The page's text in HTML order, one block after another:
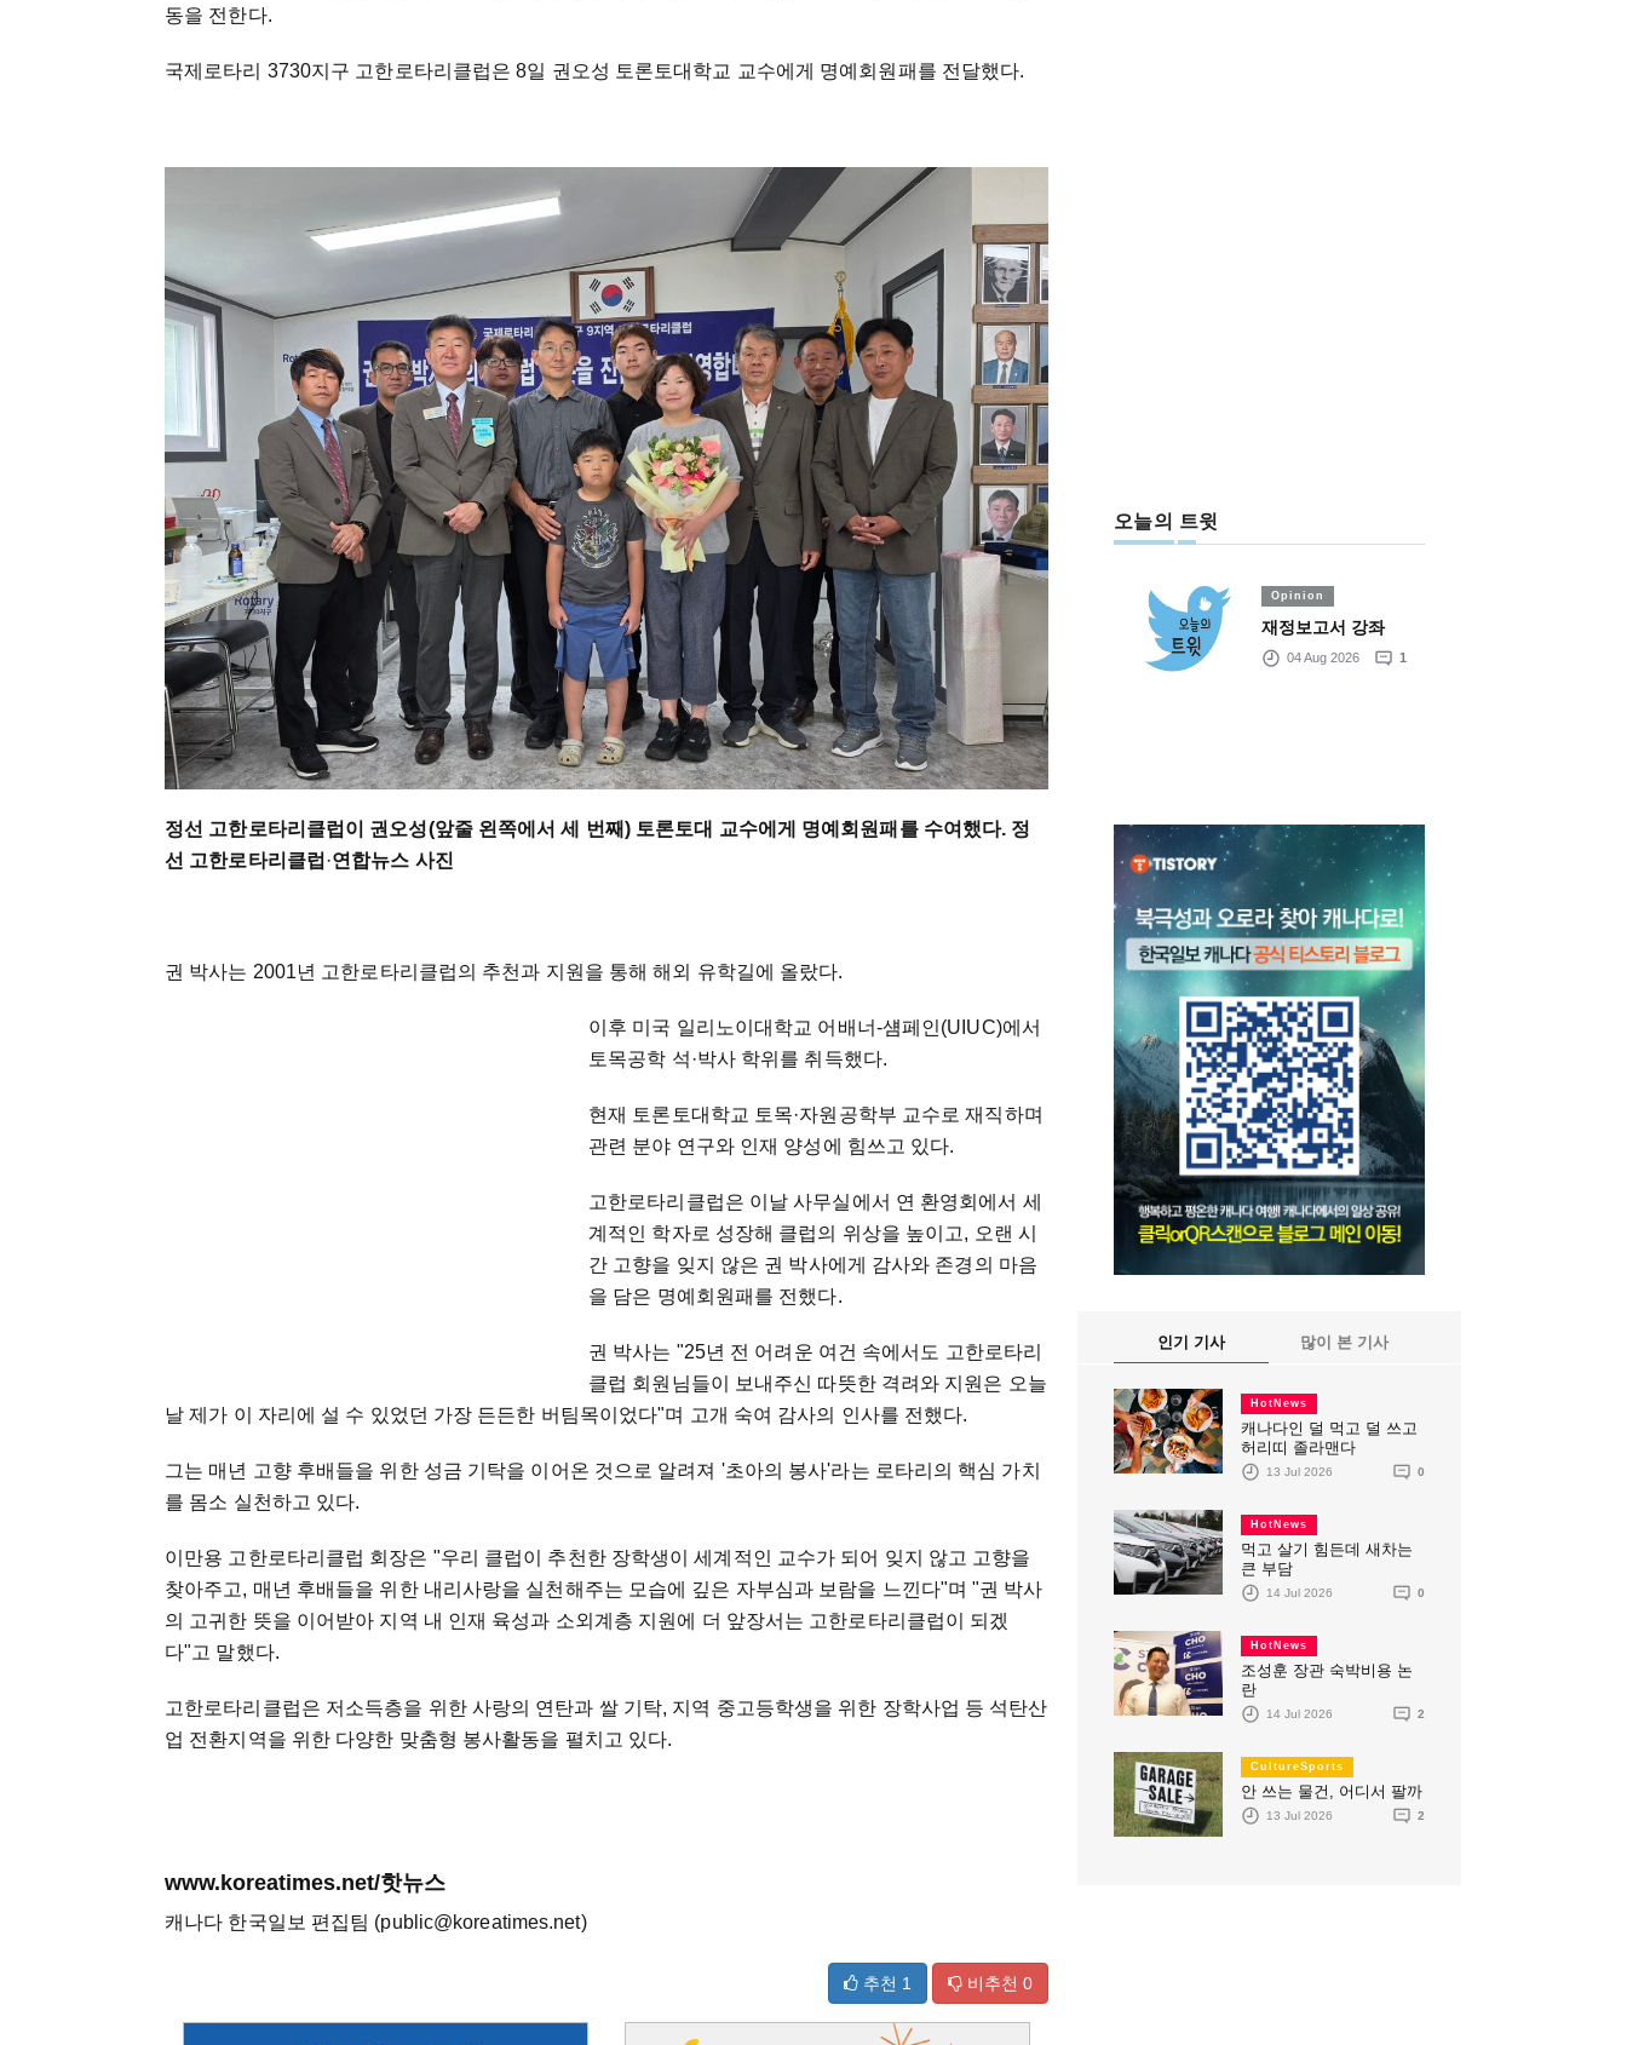
동을 전한다.
국제로타리 3730지구 고한로타리클럽은 8일 권오성 토론토대학교 교수에게 명예회원패를 전달했다.
정선 고한로타리클럽이 권오성(앞줄 왼쪽에서 세 번째) 토론토대 교수에게 명예회원패를 수여했다. 정
선 고한로타리클럽 ·연합뉴스 사진
권 박사는 2001년 고한로타리클럽의 추천과 지원을 통해 해외 유학길에 올랐다.
이후 미국 일리노이대학교 어배너-섐페인(UIUC)에서
토목공학 석·박사 학위를 취득했다.
현재 토론토대학교 토목·자원공학부 교수로 재직하며
관련 분야 연구와 인재 양성에 힘쓰고 있다.
고한로타리클럽은 이날 사무실에서 연 환영회에서 세
계적인 학자로 성장해 클럽의 위상을 높이고, 오랜 시
간 고향을 잊지 않은 권 박사에게 감사와 존경의 마음
을 담은 명예회원패를 전했다.
권 박사는 "25년 전 어려운 여건 속에서도 고한로타리
클럽 회원님들이 보내주신 따뜻한 격려와 지원은 오늘
날 제가 이 자리에 설 수 있었던 가장 든든한 버팀목이었다"며 고개 숙여 감사의 인사를 전했다.
그는 매년 고향 후배들을 위한 성금 기탁을 이어온 것으로 알려져 '초아의 봉사'라는 로타리의 핵심 가치
를 몸소 실천하고 있다.
이만용 고한로타리클럽 회장은 "우리 클럽이 추천한 장학생이 세계적인 교수가 되어 잊지 않고 고향을
찾아주고, 매년 후배들을 위한 내리사랑을 실천해주는 모습에 깊은 자부심과 보람을 느낀다"며 "권 박사
의 고귀한 뜻을 이어받아 지역 내 인재 육성과 소외계층 지원에 더 앞장서는 고한로타리클럽이 되겠
다"고 말했다.
고한로타리클럽은 저소득층을 위한 사랑의 연탄과 쌀 기탁, 지역 중고등학생을 위한 장학사업 등 석탄산
업 전환지역을 위한 다양한 맞춤형 봉사활동을 펼치고 있다.
www.koreatimes.net/핫뉴스
캐나다 한국일보 편집팀 (public@koreatimes.net)
추천 1 비추천 0
오늘의 트윗
Opinion
재정보고서 강좌
04 Aug 2026 1
인기 기사 많이 본 기사
HotNews
캐나다인 덜 먹고 덜 쓰고
허리띠 졸라맨다
13 Jul 2026 0
HotNews
먹고 살기 힘든데 새차는
큰 부담
14 Jul 2026 0
HotNews
조성훈 장관 숙박비용 논
란
14 Jul 2026 2
CultureSports
안 쓰는 물건, 어디서 팔까
13 Jul 2026 2